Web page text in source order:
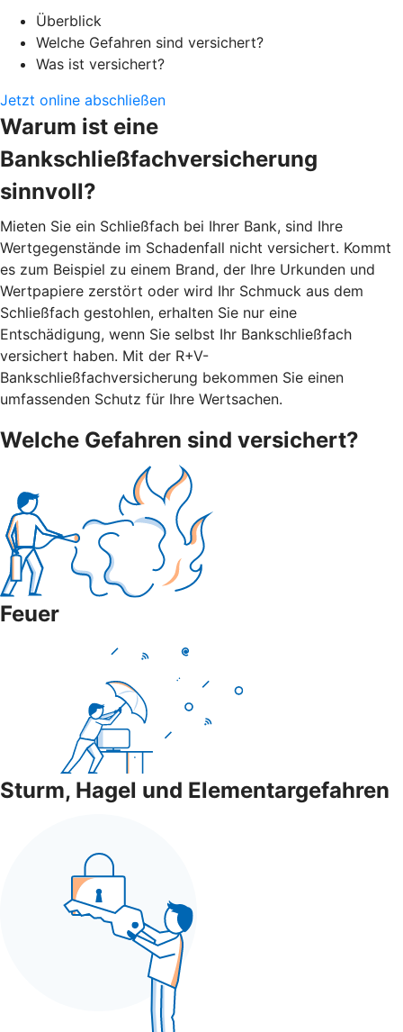
Überblick
Welche Gefahren sind versichert?
Was ist versichert?
Jetzt online abschließen
Warum ist eine
Bankschließfachversicherung
sinnvoll?
Mieten Sie ein Schließfach bei Ihrer Bank, sind Ihre
Wertgegenstände im Schadenfall nicht versichert. Kommt
es zum Beispiel zu einem Brand, der Ihre Urkunden und
Wertpapiere zerstört oder wird Ihr Schmuck aus dem
Schließfach gestohlen, erhalten Sie nur eine
Entschädigung, wenn Sie selbst Ihr Bankschließfach
versichert haben. Mit der R+V-
Bankschließfachversicherung bekommen Sie einen
umfassenden Schutz für Ihre Wertsachen.
Welche Gefahren sind versichert?
Feuer
Sturm, Hagel und Elementargefahren